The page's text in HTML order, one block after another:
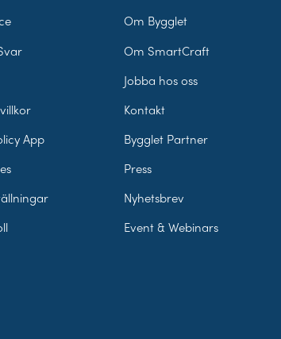
App
Om Bygglet
Om SmartCraft
Jobba hos oss
Kontakt
Bygglet Partner
Press
Nyhetsbrev
Event & Webinars